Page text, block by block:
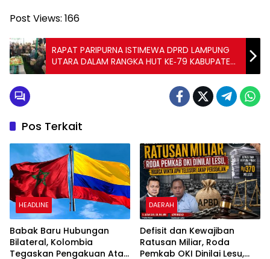
Post Views: 166
RAPAT PARIPURNA ISTIMEWA DPRD LAMPUNG
UTARA DALAM RANGKA HUT KE‑79 KABUPATEN
LAMPUNG UTARA
Pos Terkait
HEADLINE
Babak Baru Hubungan
Bilateral, Kolombia
Tegaskan Pengakuan Atas
DAERAH
Defisit dan Kewajiban
Ratusan Miliar, Roda
Pemkab OKI Dinilai Lesu,